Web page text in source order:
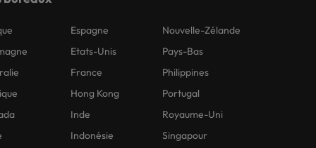
Espagne
Etats-Unis
France
Hong Kong
Inde
Indonésie
Nouvelle-Zélande
Pays-Bas
Philippines
Portugal
Royaume-Uni
Singapour